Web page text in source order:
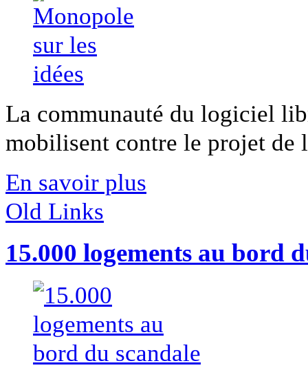
La communauté du logiciel
mobilisent contre le projet de
En savoir plus
Old Links
15.000 logements au bord